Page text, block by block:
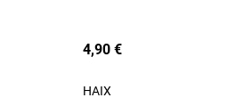
4,90 €
HAIX